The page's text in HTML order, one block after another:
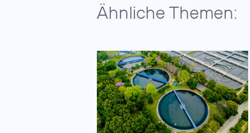
Ähnliche Themen: